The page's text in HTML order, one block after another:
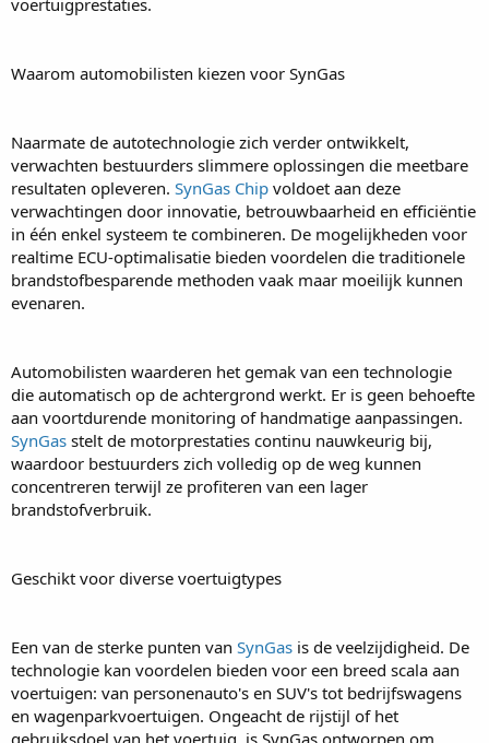
Waarom automobilisten kiezen voor SynGas
Naarmate de autotechnologie zich verder ontwikkelt,
verwachten bestuurders slimmere oplossingen die meetbare
resultaten opleveren. SynGas Chip voldoet aan deze
verwachtingen door innovatie, betrouwbaarheid en efficiëntie
in één enkel systeem te combineren. De mogelijkheden voor
realtime ECU-optimalisatie bieden voordelen die traditionele
brandstofbesparende methoden vaak maar moeilijk kunnen
evenaren.
Automobilisten waarderen het gemak van een technologie
die automatisch op de achtergrond werkt. Er is geen behoefte
aan voortdurende monitoring of handmatige aanpassingen.
SynGas stelt de motorprestaties continu nauwkeurig bij,
waardoor bestuurders zich volledig op de weg kunnen
concentreren terwijl ze profiteren van een lager
brandstofverbruik.
Geschikt voor diverse voertuigtypes
Een van de sterke punten van SynGas is de veelzijdigheid. De
technologie kan voordelen bieden voor een breed scala aan
voertuigen: van personenauto's en SUV's tot bedrijfswagens
en wagenparkvoertuigen. Ongeacht de rijstijl of het
gebruiksdoel van het voertuig, is SynGas ontworpen om